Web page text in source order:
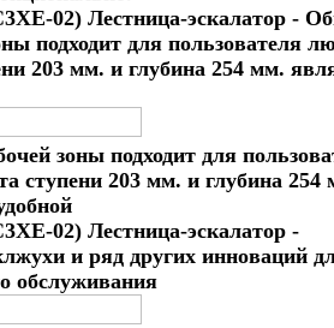
зоны подходит для
ступени 203 мм. и глубина 254